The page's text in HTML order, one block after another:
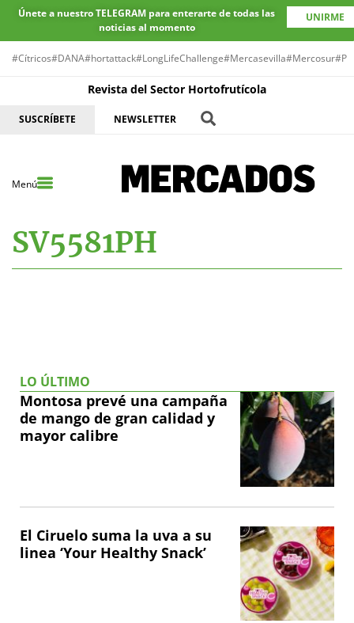
Únete a nuestro TELEGRAM para enterarte de todas las
noticias al momento
UNIRME
#Cítricos#DANA#hortattack#LongLifeChallenge#Mercasevilla#Mercosur
Revista del Sector Hortofrutícola
SUSCRÍBETE NEWSLETTER
Menú
SV5581PH
LO ÚLTIMO
Montosa prevé una campaña
de mango de gran calidad y
mayor calibre
El Ciruelo suma la uva a su
linea ‘Your Healthy Snack’